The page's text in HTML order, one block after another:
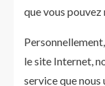
que vous
le site Internet,
service que